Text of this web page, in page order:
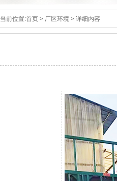
当前位置:首页 > 厂区环境 > 详细内容